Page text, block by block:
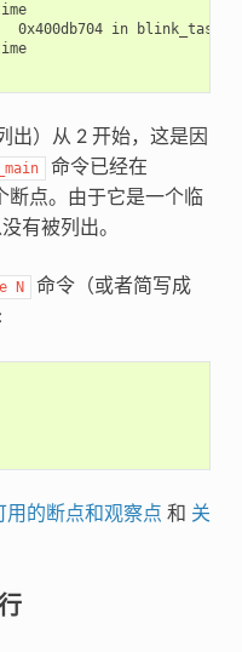
in blink_task
出）从 2 开始，这是因
命令已经在
断点。由于它是一个临
有被列出。
N 命令（或者简写成
用的断点和观察点 和 关